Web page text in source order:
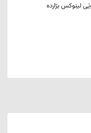
لینوکس بژاردە